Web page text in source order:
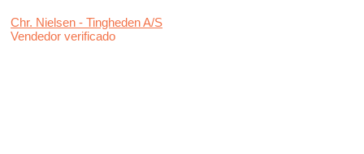
Chr. Nielsen - Tingheden A/S
Vendedor verificado